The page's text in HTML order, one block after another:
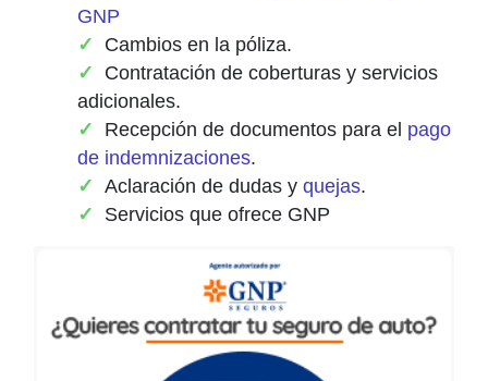
GNP
Cambios en la póliza.
Contratación de coberturas y servicios
adicionales.
Recepción de documentos para el pago
de indemnizaciones.
Aclaración de dudas y quejas.
Servicios que ofrece GNP